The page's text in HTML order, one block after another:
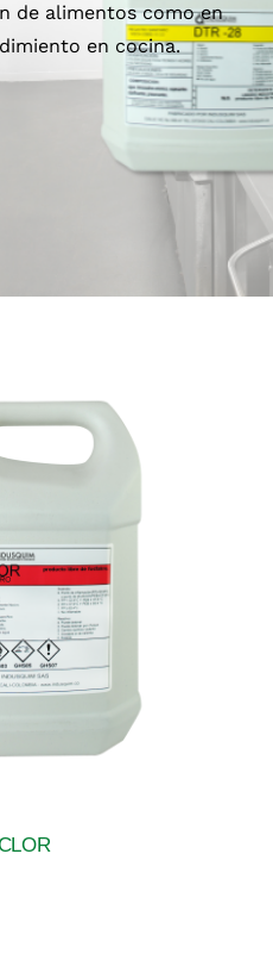
de alimentos como en
en cocina.